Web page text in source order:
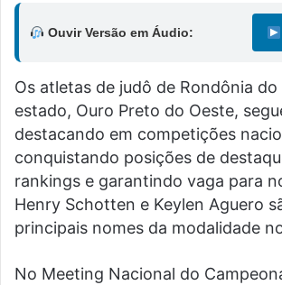
Ouvir Versão em Áudio:
Os atletas de judô de Rondônia
estado, Ouro Preto do Oeste,
destacando em competições
conquistando posições de
rankings e garantindo vaga para
Henry Schotten e Keylen Aguero
principais nomes da modalidade
No Meeting Nacional do